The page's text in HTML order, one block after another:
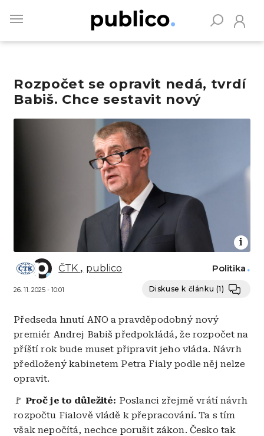
main
Rozpočet se opravit nedá, tvrdí
Babiš. Chce sestavit nový
Obrázek
ČTK publico
26. 11. 2025 - 10:01
Politika
Diskuse k článku (1)
Předseda hnutí ANO a pravděpodobný nový
premiér Andrej Babiš předpokládá, že rozpočet na
příští rok bude muset připravit jeho vláda. Návrh
předložený kabinetem Petra Fialy podle něj nelze
opravit.
🚩 Proč je to důležité: Poslanci zřejmě vrátí návrh
rozpočtu Fialově vládě k přepracování. Ta s tím
však nepočítá, nechce porušit zákon. Česko tak
Vyhledávejte na Publiku